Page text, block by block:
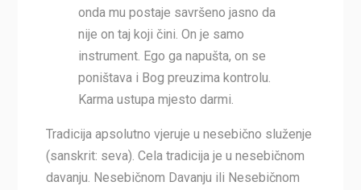
onda mu postaje savršeno jasno da
nije on taj koji čini. On je samo
instrument. Ego ga napušta, on se
poništava i Bog preuzima kontrolu.
Karma ustupa mjesto darmi.
Tradicija apsolutno vjeruje u nesebično služenje
(sanskrit: seva). Cela tradicija je u nesebičnom
davanju. Nesebičnom Davanju ili Nesebičnom